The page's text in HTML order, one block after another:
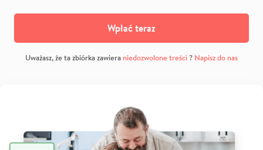
Wpłać teraz
Uważasz, że ta zbiórka zawiera niedozwolone treści? Napisz do nas